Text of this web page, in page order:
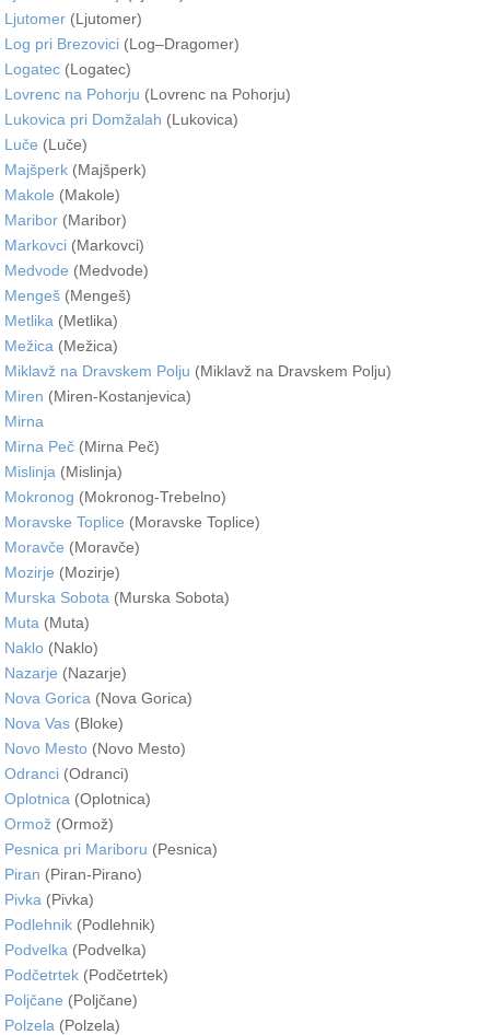
Ljutomer (Ljutomer)
Log pri Brezovici (Log–Dragomer)
Logatec (Logatec)
Lovrenc na Pohorju (Lovrenc na Pohorju)
Lukovica pri Domžalah (Lukovica)
Luče (Luče)
Majšperk (Majšperk)
Makole (Makole)
Maribor (Maribor)
Markovci (Markovci)
Medvode (Medvode)
Mengeš (Mengeš)
Metlika (Metlika)
Mežica (Mežica)
Miklavž na Dravskem Polju (Miklavž na Dravskem Polju)
Miren (Miren-Kostanjevica)
Mirna
Mirna Peč (Mirna Peč)
Mislinja (Mislinja)
Mokronog (Mokronog-Trebelno)
Moravske Toplice (Moravske Toplice)
Moravče (Moravče)
Mozirje (Mozirje)
Murska Sobota (Murska Sobota)
Muta (Muta)
Naklo (Naklo)
Nazarje (Nazarje)
Nova Gorica (Nova Gorica)
Nova Vas (Bloke)
Novo Mesto (Novo Mesto)
Odranci (Odranci)
Oplotnica (Oplotnica)
Ormož (Ormož)
Pesnica pri Mariboru (Pesnica)
Piran (Piran-Pirano)
Pivka (Pivka)
Podlehnik (Podlehnik)
Podvelka (Podvelka)
Podčetrtek (Podčetrtek)
Poljčane (Poljčane)
Polzela (Polzela)